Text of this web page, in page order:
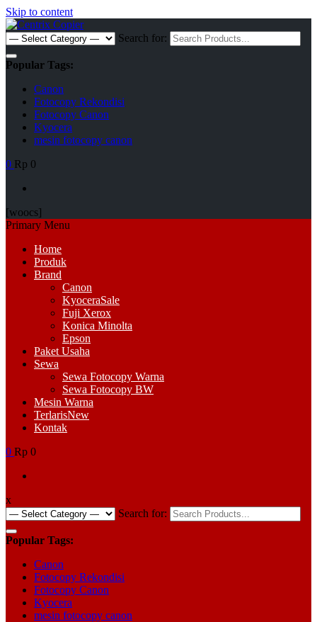
Skip to content
Search for:
Popular Tags:
Canon
Fotocopy Rekondisi
Fotocopy Canon
Kyocera
mesin fotocopy canon
0 Rp 0
[woocs]
Primary Menu
Home
Produk
Brand
Canon
KyoceraSale
Fuji Xerox
Konica Minolta
Epson
Paket Usaha
Sewa
Sewa Fotocopy Warna
Sewa Fotocopy BW
Mesin Warna
TerlarisNew
Kontak
0 Rp 0
x
Search for:
Popular Tags:
Canon
Fotocopy Rekondisi
Fotocopy Canon
Kyocera
mesin fotocopy canon